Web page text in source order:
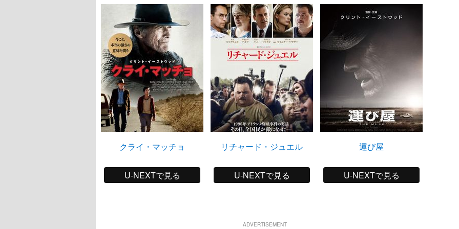
クライ・マッチョ
U-NEXTで見る
リチャード・ジュエル
U-NEXTで見る
運び屋
U-NEXTで見る
ADVERTISEMENT